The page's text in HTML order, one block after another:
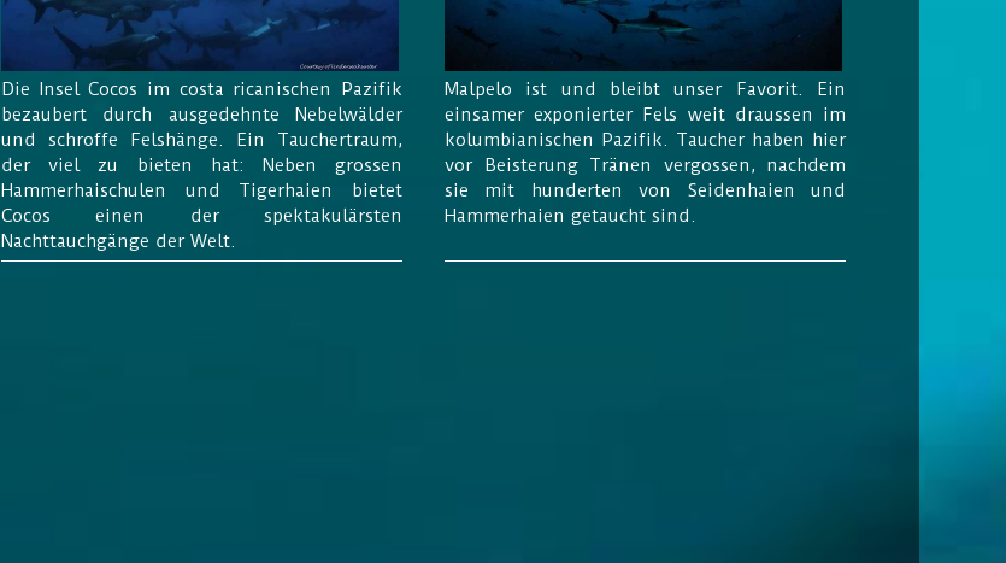
Die Insel Cocos im costa ricanischen Pazifik
bezaubert durch ausgedehnte Nebelwälder
und schroffe Felshänge. Ein Tauchertraum,
der viel zu bieten hat: Neben grossen
Hammerhaischulen und Tigerhaien bietet
Cocos einen der spektakulärsten
Nachttauchgänge der Welt.
Malpelo ist und bleibt unser Favorit. Ein
einsamer exponierter Fels weit draussen im
kolumbianischen Pazifik. Taucher haben hier
vor Beisterung Tränen vergossen, nachdem
sie mit hunderten von Seidenhaien und
Hammerhaien getaucht sind.